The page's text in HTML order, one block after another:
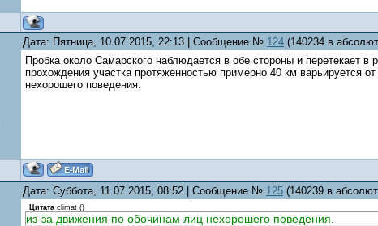
Дата: Пятница, 10.07.2015, 22:13 | Сообщение № 124 (140234 в
Пробка около Самарского наблюдается в обе стороны и перетекает
прохождения участка протяженностью примерно 40 км варьируется
нехорошего поведения.
Дата: Суббота, 11.07.2015, 08:52 | Сообщение № 125 (140239 в
Цитата climat ()
из-за движения по обочинам лиц нехорошего поведения.